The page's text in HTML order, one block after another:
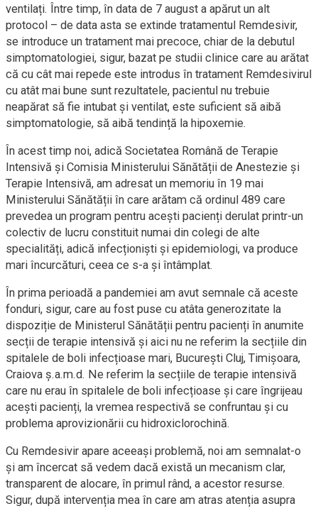
ventilați. Între timp, în data de 7 august a apărut un alt
protocol – de data asta se extinde tratamentul Remdesivir,
se introduce un tratament mai precoce, chiar de la debutul
simptomatologiei, sigur, bazat pe studii clinice care au arătat
că cu cât mai repede este introdus în tratament Remdesivirul
cu atât mai bune sunt rezultatele, pacientul nu trebuie
neapărat să fie intubat și ventilat, este suficient să aibă
simptomatologie, să aibă tendință la hipoxemie.
În acest timp noi, adică Societatea Română de Terapie
Intensivă și Comisia Ministerului Sănătății de Anestezie și
Terapie Intensivă, am adresat un memoriu în 19 mai
Ministerului Sănătății în care arătam că ordinul 489 care
prevedea un program pentru acești pacienți derulat printr-un
colectiv de lucru constituit numai din colegi de alte
specialități, adică infecționiști și epidemiologi, va produce
mari încurcături, ceea ce s-a și întâmplat.
În prima perioadă a pandemiei am avut semnale că aceste
fonduri, sigur, care au fost puse cu atâta generozitate la
dispoziție de Ministerul Sănătății pentru pacienți în anumite
secții de terapie intensivă și aici nu ne referim la secțiile din
spitalele de boli infecțioase mari, București Cluj, Timișoara,
Craiova ș.a.m.d. Ne referim la secțiile de terapie intensivă
care nu erau în spitalele de boli infecțioase și care îngrijeau
acești pacienți, la vremea respectivă se confruntau și cu
problema aprovizionării cu hidroxiclorochină.
Cu Remdesivir apare aceeași problemă, noi am semnalat-o
și am încercat să vedem dacă există un mecanism clar,
transparent de alocare, în primul rând, a acestor resurse.
Sigur, după intervenția mea în care am atras atenția asupra